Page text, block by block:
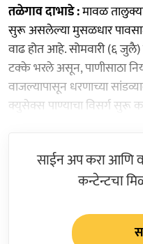
तळेगाव दाभाडे :मावळ
सुरू असलेल्या मुसळधार
वाढ होत आहे. सोमवारी (६
टक्के भरले असून, पाणीसाठा
वाजल्यापासून धरणाच्या
क्युसेक्स पाण्याचा विसर्ग सुरू
साईन अप करा आणि
कन्टेन्टचा